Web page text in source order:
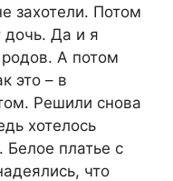
захотели. Потом
Да и я
А потом
это – в
Решили снова
хотелось
Белое платье с
что